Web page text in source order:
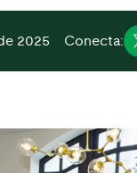
2025 Conecta: